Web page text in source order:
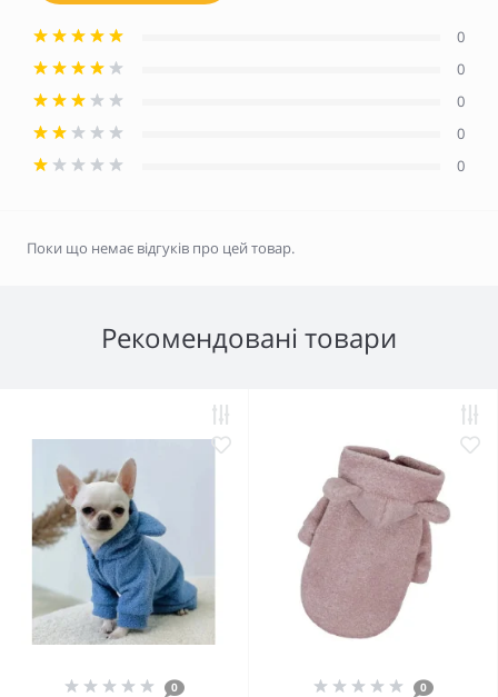
0
0
0
0
0
Поки що немає відгуків про цей товар.
Рекомендовані товари
0 0